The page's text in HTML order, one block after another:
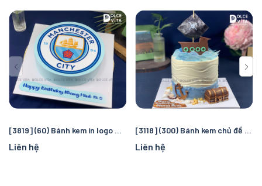
[3819] (60) Bánh kem in logo Manchester City – Quà tặng sinh nhật hoàn hảo cho fan bóng đá
Liên hệ
[3118] (300) Bánh kem chủ đề cướp biển và đại dương – Chuyến truy tìm kho báu kỳ thú cho bé
Liên hệ